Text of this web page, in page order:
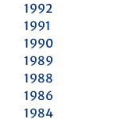
1992
1991
1990
1989
1988
1986
1984